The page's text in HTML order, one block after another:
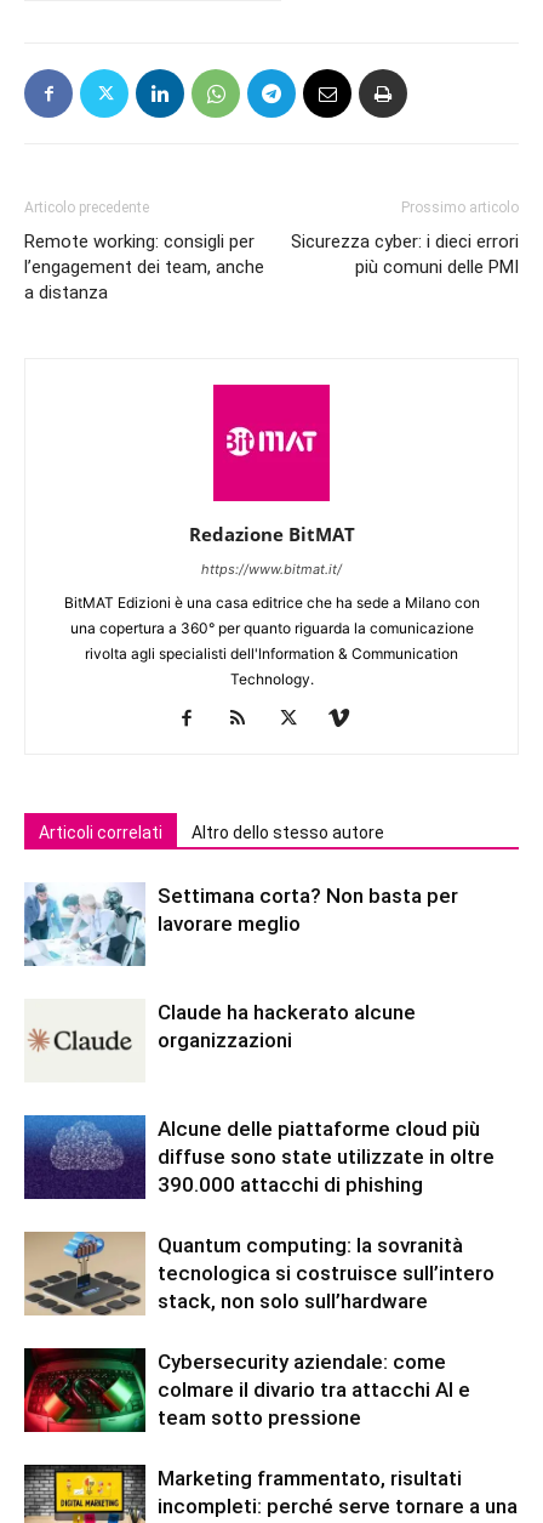
Articolo precedente
Remote working: consigli per
l’engagement dei team, anche
a distanza
Prossimo articolo
Sicurezza cyber: i dieci errori
più comuni delle PMI
Redazione BitMAT
https://www.bitmat.it/
BitMAT Edizioni è una casa editrice che ha sede a Milano con
una copertura a 360° per quanto riguarda la comunicazione
rivolta agli specialisti dell'lnformation & Communication
Technology.
Articoli correlati Altro dello stesso autore
Settimana corta? Non basta per
lavorare meglio
Claude ha hackerato alcune
organizzazioni
Alcune delle piattaforme cloud più
diffuse sono state utilizzate in oltre
390.000 attacchi di phishing
Quantum computing: la sovranità
tecnologica si costruisce sull’intero
stack, non solo sull’hardware
Cybersecurity aziendale: come
colmare il divario tra attacchi AI e
team sotto pressione
Marketing frammentato, risultati
incompleti: perché serve tornare a una